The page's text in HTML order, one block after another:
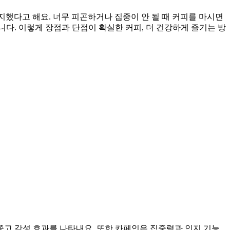
다고 해요. 너무 피곤하거나 집중이 안 될 때 커피를 마시면
. 이렇게 장점과 단점이 확실한 커피, 더 건강하게 즐기는 방